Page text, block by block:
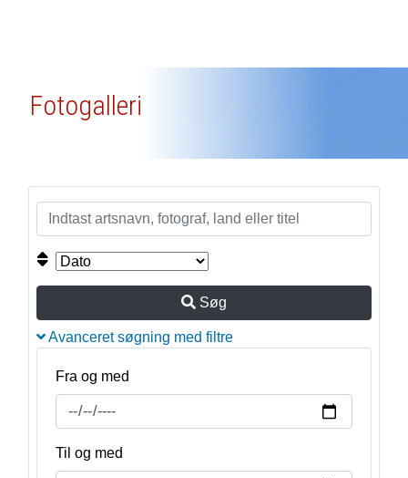
Fotogalleri
Søg
Avanceret søgning med filtre
Fra og med
Til og med